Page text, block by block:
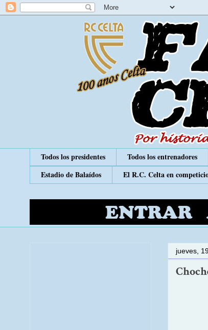
Todos los presidentes Todos los entrenadores
Estadio de Balaídos
El R.C. Celta en
jueves,